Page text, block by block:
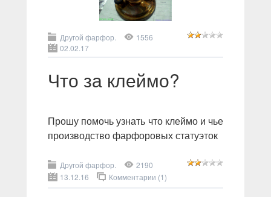
Другой фарфор.
1556
02.02.17
Что за клеймо?
Прошу помочь узнать что клеймо и чье
производство фарфоровых статуэток
Другой фарфор.
2190
13.12.16
Комментарии (1)